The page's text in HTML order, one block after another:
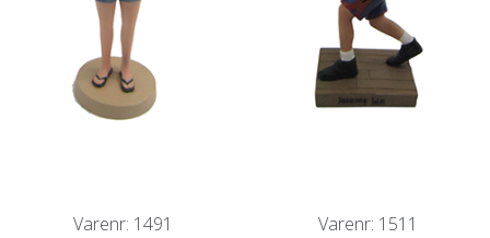
Varenr: 1491 Varenr: 1511